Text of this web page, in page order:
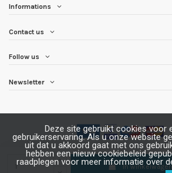
In winkelwagen
Informations
Contact us
Follow us
Newsletter
Deze site gebruikt cookies voor
gebruikerservaring. Als u onze website
uit dat u akkoord gaat met ons
hebben een nieuw cookiebeleid
raadplegen voor meer informatie over